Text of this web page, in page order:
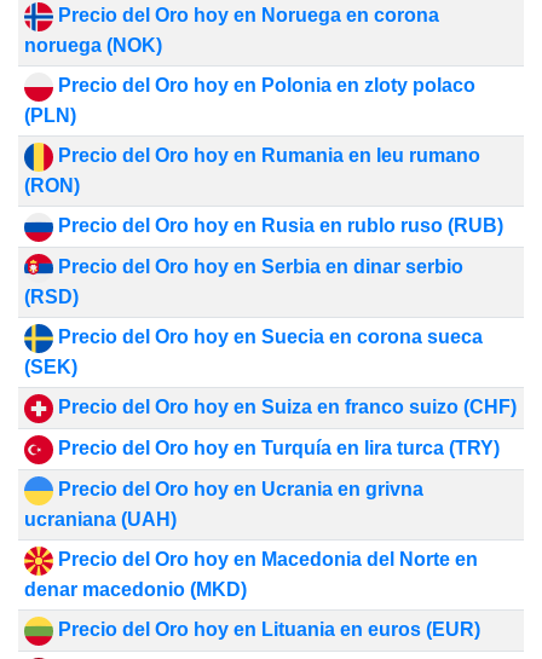
Precio del Oro hoy en Noruega en corona
noruega (NOK)
Precio del Oro hoy en Polonia en zloty polaco
(PLN)
Precio del Oro hoy en Rumania en leu rumano
(RON)
Precio del Oro hoy en Rusia en rublo ruso (RUB)
Precio del Oro hoy en Serbia en dinar serbio
(RSD)
Precio del Oro hoy en Suecia en corona sueca
(SEK)
Precio del Oro hoy en Suiza en franco suizo (CHF)
Precio del Oro hoy en Turquía en lira turca (TRY)
Precio del Oro hoy en Ucrania en grivna
ucraniana (UAH)
Precio del Oro hoy en Macedonia del Norte en
denar macedonio (MKD)
Precio del Oro hoy en Lituania en euros (EUR)